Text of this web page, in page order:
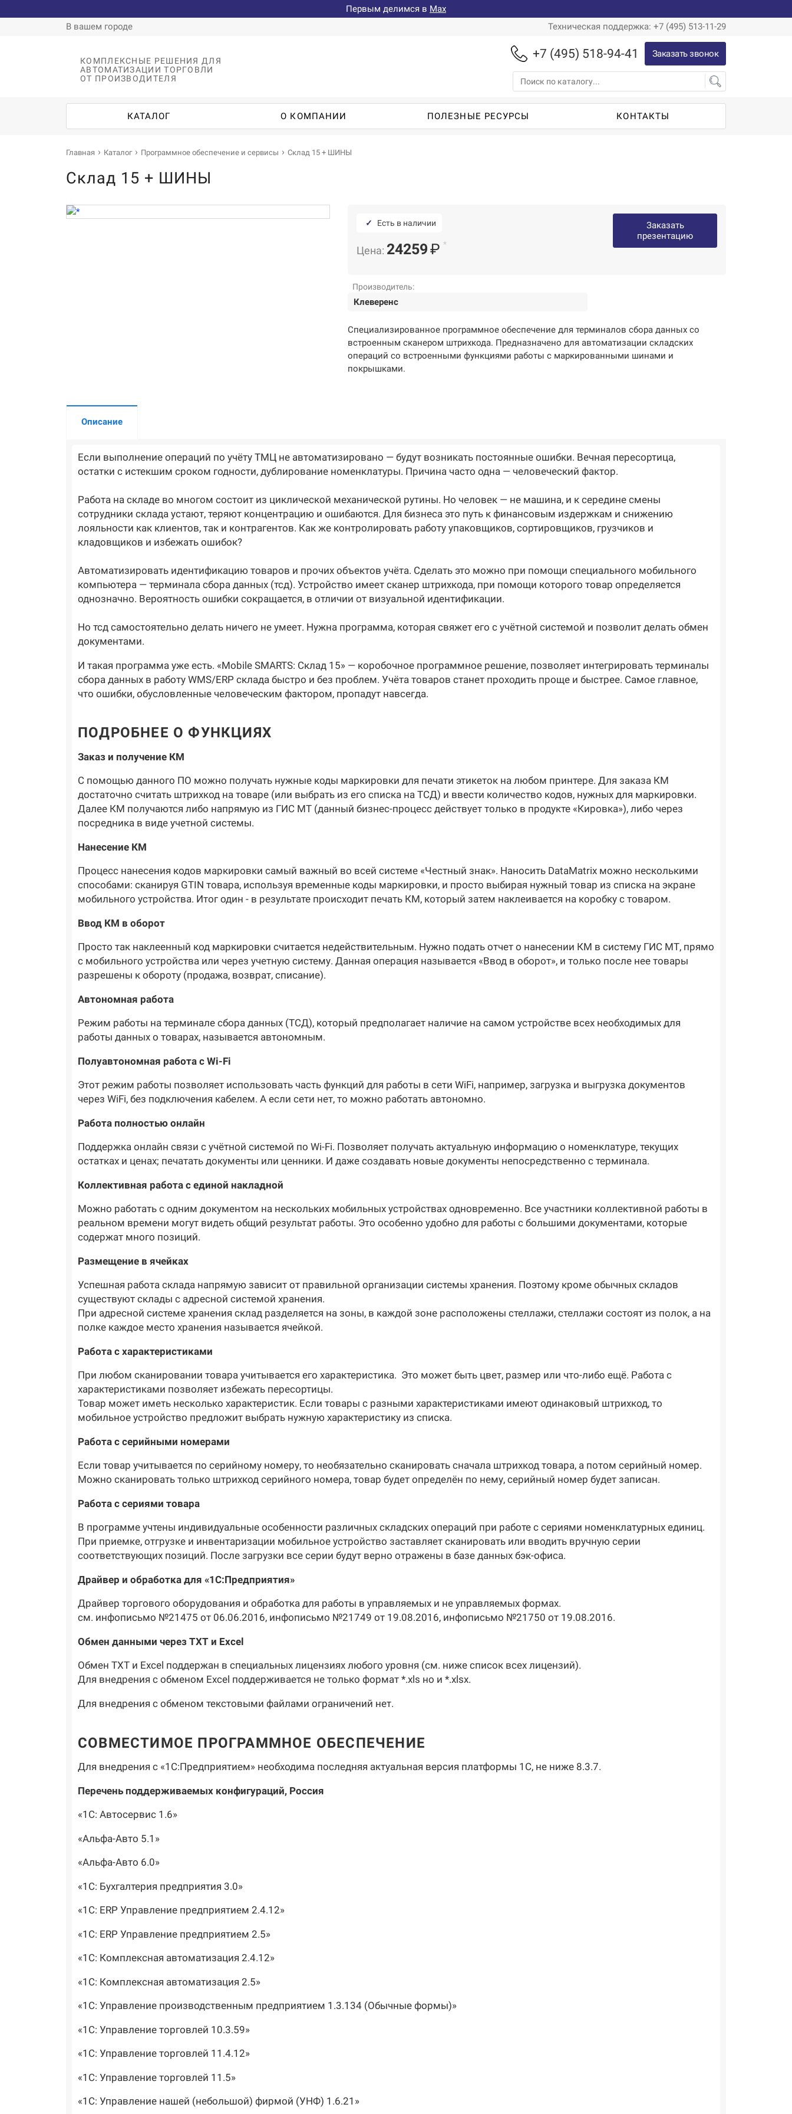
Первым делимся в Max
В вашем городе
Техническая поддержка: +7 (495) 513-11-29
КОМПЛЕКСНЫЕ РЕШЕНИЯ ДЛЯ
АВТОМАТИЗАЦИИ ТОРГОВЛИ
ОТ ПРОИЗВОДИТЕЛЯ
+7 (495) 518-94-41 Заказать звонок
КАТАЛОГ О КОМПАНИИ ПОЛЕЗНЫЕ РЕСУРСЫ КОНТАКТЫ
Главная Каталог Программное обеспечение и сервисы Склад 15 + ШИНЫ
Склад 15 + ШИНЫ
Заказать
презентацию
✓ Есть в наличии
Цена: 24259₽ *
Производитель:
Клеверенс
Специализированное программное обеспечение для терминалов сбора данных со
встроенным сканером штрихкода. Предназначено для автоматизации складских
операций со встроенными функциями работы с маркированными шинами и
покрышками.
Описание
Если выполнение операций по учёту ТМЦ не автоматизировано — будут возникать постоянные ошибки. Вечная пересортица,
остатки с истекшим сроком годности, дублирование номенклатуры. Причина часто одна — человеческий фактор.
Работа на складе во многом состоит из циклической механической рутины. Но человек — не машина, и к середине смены
сотрудники склада устают, теряют концентрацию и ошибаются. Для бизнеса это путь к финансовым издержкам и снижению
лояльности как клиентов, так и контрагентов. Как же контролировать работу упаковщиков, сортировщиков, грузчиков и
кладовщиков и избежать ошибок?
Автоматизировать идентификацию товаров и прочих объектов учёта. Сделать это можно при помощи специального мобильного
компьютера — терминала сбора данных (тсд). Устройство имеет сканер штрихкода, при помощи которого товар определяется
однозначно. Вероятность ошибки сокращается, в отличии от визуальной идентификации.
Но тсд самостоятельно делать ничего не умеет. Нужна программа, которая свяжет его с учётной системой и позволит делать обмен
документами.
И такая программа уже есть. «Mobile SMARTS: Склад 15» — коробочное программное решение, позволяет интегрировать терминалы
сбора данных в работу WMS/ERP склада быстро и без проблем. Учёта товаров станет проходить проще и быстрее. Самое главное,
что ошибки, обусловленные человеческим фактором, пропадут навсегда.
ПОДРОБНЕЕ О ФУНКЦИЯХ
Заказ и получение КМ
С помощью данного ПО можно получать нужные коды маркировки для печати этикеток на любом принтере. Для заказа КМ
достаточно считать штрихкод на товаре (или выбрать из его списка на ТСД) и ввести количество кодов, нужных для маркировки.
Далее КМ получаются либо напрямую из ГИС МТ (данный бизнес-процесс действует только в продукте «Кировка»), либо через
посредника в виде учетной системы.
Нанесение КМ
Процесс нанесения кодов маркировки самый важный во всей системе «Честный знак». Наносить DataMatrix можно несколькими
способами: сканируя GTIN товара, используя временные коды маркировки, и просто выбирая нужный товар из списка на экране
мобильного устройства. Итог один - в результате происходит печать КМ, который затем наклеивается на коробку с товаром.
Ввод КМ в оборот
Просто так наклеенный код маркировки считается недействительным. Нужно подать отчет о нанесении КМ в систему ГИС МТ, прямо
с мобильного устройства или через учетную систему. Данная операция называется «Ввод в оборот», и только после нее товары
разрешены к обороту (продажа, возврат, списание).
Автономная работа
Режим работы на терминале сбора данных (ТСД), который предполагает наличие на самом устройстве всех необходимых для
работы данных о товарах, называется автономным.
Полуавтономная работа с Wi-Fi
Этот режим работы позволяет использовать часть функций для работы в сети WiFi, например, загрузка и выгрузка документов
через WiFi, без подключения кабелем. А если сети нет, то можно работать автономно.
Работа полностью онлайн
Поддержка онлайн связи с учётной системой по Wi-Fi. Позволяет получать актуальную информацию о номенклатуре, текущих
остатках и ценах; печатать документы или ценники. И даже создавать новые документы непосредственно с терминала.
Коллективная работа с единой накладной
Можно работать с одним документом на нескольких мобильных устройствах одновременно. Все участники коллективной работы в
реальном времени могут видеть общий результат работы. Это особенно удобно для работы с большими документами, которые
содержат много позиций.
Размещение в ячейках
Успешная работа склада напрямую зависит от правильной организации системы хранения. Поэтому кроме обычных складов
существуют склады с адресной системой хранения.
При адресной системе хранения склад разделяется на зоны, в каждой зоне расположены стеллажи, стеллажи состоят из полок, а на
полке каждое место хранения называется ячейкой.
Работа с характеристиками
При любом сканировании товара учитывается его характеристика. Это может быть цвет, размер или что-либо ещё. Работа с
характеристиками позволяет избежать пересортицы.
Товар может иметь несколько характеристик. Если товары с разными характеристиками имеют одинаковый штрихкод, то
мобильное устройство предложит выбрать нужную характеристику из списка.
Работа с серийными номерами
Если товар учитывается по серийному номеру, то необязательно сканировать сначала штрихкод товара, а потом серийный номер.
Можно сканировать только штрихкод серийного номера, товар будет определён по нему, серийный номер будет записан.
Работа с сериями товара
В программе учтены индивидуальные особенности различных складских операций при работе с сериями номенклатурных единиц.
При приемке, отгрузке и инвентаризации мобильное устройство заставляет сканировать или вводить вручную серии
соответствующих позиций. После загрузки все серии будут верно отражены в базе данных бэк-офиса.
Драйвер и обработка для «1С:Предприятия»
Драйвер торгового оборудования и обработка для работы в управляемых и не управляемых формах.
см. инфописьмо №21475 от 06.06.2016, инфописьмо №21749 от 19.08.2016, инфописьмо №21750 от 19.08.2016.
Обмен данными через TXT и Excel
Обмен TXT и Excel поддержан в специальных лицензиях любого уровня (см. ниже список всех лицензий).
Для внедрения с обменом Excel поддерживается не только формат *.xls но и *.xlsx.
Для внедрения с обменом текстовыми файлами ограничений нет.
СОВМЕСТИМОЕ ПРОГРАММНОЕ ОБЕСПЕЧЕНИЕ
Для внедрения с «1С:Предприятием» необходима последняя актуальная версия платформы 1С, не ниже 8.3.7.
Перечень поддерживаемых конфигураций, Россия
«1С: Автосервис 1.6»
«Альфа-Авто 5.1»
«Альфа-Авто 6.0»
«1С: Бухгалтерия предприятия 3.0»
«1С: ERP Управление предприятием 2.4.12»
«1С: ERP Управление предприятием 2.5»
«1С: Комплексная автоматизация 2.4.12»
«1С: Комплексная автоматизация 2.5»
«1С: Управление производственным предприятием 1.3.134 (Обычные формы)»
«1С: Управление торговлей 10.3.59»
«1С: Управление торговлей 11.4.12»
«1С: Управление торговлей 11.5»
«1С: Управление нашей (небольшой) фирмой (УНФ) 1.6.21»